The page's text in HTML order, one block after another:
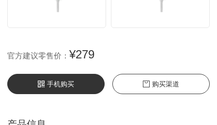
官方建议零售价： ¥279
手机购买 购买渠道